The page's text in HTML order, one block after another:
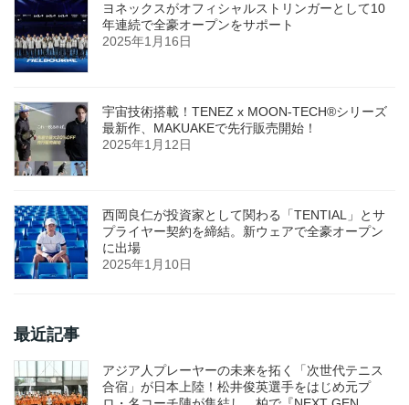
ヨネックスがオフィシャルストリンガーとして10
年連続で全豪オープンをサポート
2025年1月16日
宇宙技術搭載！TENEZ x MOON-TECH®シリーズ
最新作、MAKUAKEで先行販売開始！
2025年1月12日
西岡良仁が投資家として関わる「TENTIAL」とサ
プライヤー契約を締結。新ウェアで全豪オープン
に出場
2025年1月10日
最近記事
アジア人プレーヤーの未来を拓く「次世代テニス
合宿」が日本上陸！松井俊英選手をはじめ元プ